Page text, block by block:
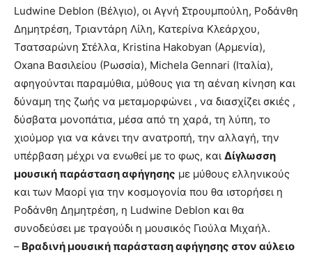
Ludwine Deblon (Βέλγιο), οι Αγνή Στρουμπούλη, Ροδάνθη
Δημητρέση, Τριαντάρη Λίλη, Κατερίνα Κλεάρχου,
Τσατσαρώνη Στέλλα, Kristina Hakobyan (Aρμενία),
Oxana Βασιλείου (Ρωσσία), Michela Gennari (Ιταλία),
αφηγούνται παραμύθια, μύθους για τη αέναη κίνηση και
δύναμη της ζωής να μεταμορφώνει , να διασχίζει σκιές ,
δύσβατα μονοπάτια, μέσα από τη χαρά, τη λύπη, το
χιούμορ για να κάνει την ανατροπή, την αλλαγή, την
υπέρβαση μέχρι να ενωθεί με το φως, και Δίγλωσση
μουσική παράσταση αφήγησης με μύθους ελληνικούς
και των Μαορί για την κοσμογονία που θα ιστορήσει η
Ροδάνθη Δημητρέση, η Ludwine Deblon και θα
συνοδεύσει με τραγούδι η μουσικός Γιούλα Μιχαήλ.
– Βραδινή μουσική παράσταση αφήγησης στον αύλειο